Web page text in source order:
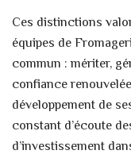
Ces distinctions
équipes de
commun : mériter,
confiance
développement de
constant d’écoute
d’investissement